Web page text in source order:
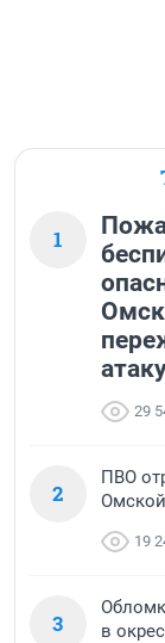
1
29
2
ПВО
19
3
в